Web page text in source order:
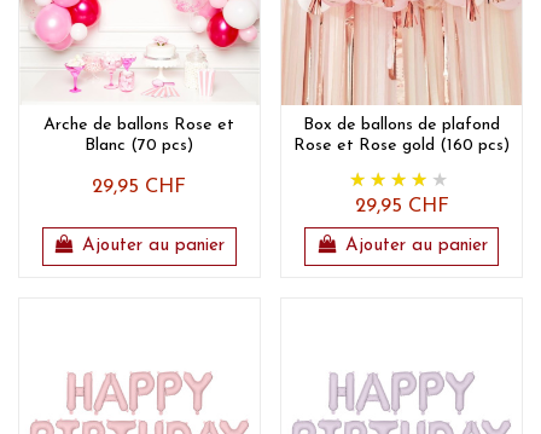
Arche de ballons Rose et
Blanc (70 pcs)
29,95 CHF
Ajouter au panier
Box de ballons de plafond
Rose et Rose gold (160 pcs)
29,95 CHF
Ajouter au panier